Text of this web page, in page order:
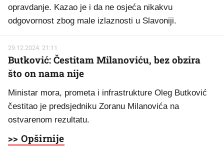
opravdanje. Kazao je i da ne osjeća nikakvu
odgovornost zbog male izlaznosti u Slavoniji.
29.12.2024. 21:11
Butković: Čestitam Milanoviću, bez obzira
što on nama nije
Ministar mora, prometa i infrastrukture Oleg Butković
čestitao je predsjedniku Zoranu Milanovića na
ostvarenom rezultatu.
>> Opširnije